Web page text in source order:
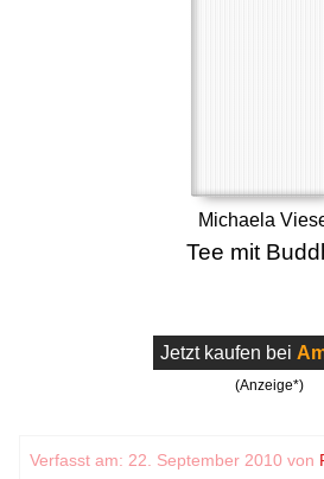
Michaela
Tee mit
Jetzt kaufen bei
(Anzeige*)
Verfasst am: 22. September 2010 von